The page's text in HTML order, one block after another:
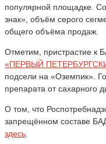
популярной площадке.
знак», объём серого
общего объёма продаж.
Отметим, пристрастие к
«ПЕРВЫЙ
подсели на «Оземпик».
препарата от сахарного
О том, что
запрещённом составе
здесь